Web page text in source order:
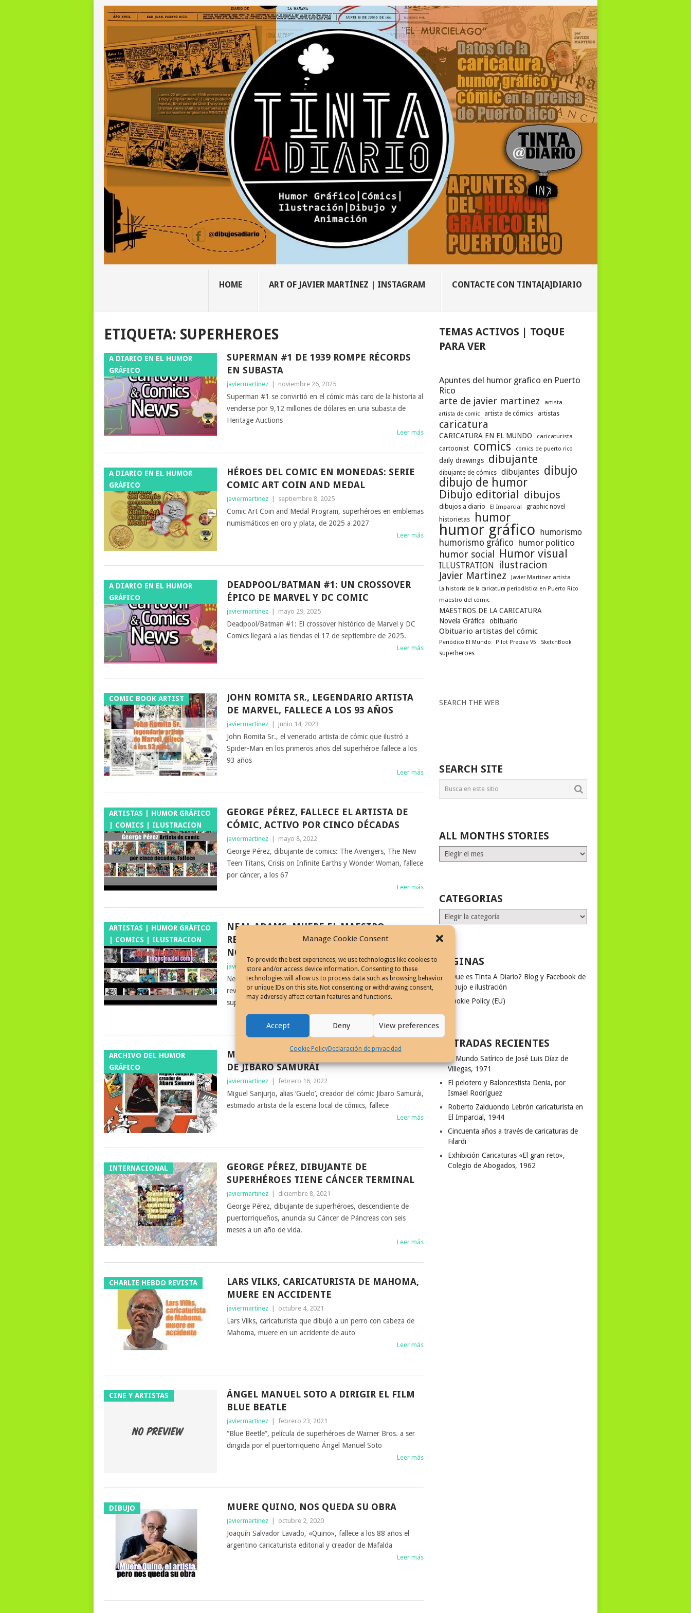
Manage Cookie Consent
To provide the best experiences, we use technologies like cookies to
store and/or access device information. Consenting to these
technologies will allow us to process data such as browsing behavior
or unique IDs on this site. Not consenting or withdrawing consent,
may adversely affect certain features and functions.
Accept Deny View preferences
Cookie PolicyDeclaración de privacidad
HOME ART OF JAVIER MARTÍNEZ | INSTAGRAM CONTACTE CON TINTA[A]DIARIO
ETIQUETA: SUPERHEROES
A DIARIO EN EL HUMOR
GRÁFICO
SUPERMAN #1 DE 1939 ROMPE RÉCORDS
EN SUBASTA
javiermartinez | noviembre 26, 2025
Superman #1 se convirtió en el cómic más caro de la historia al
venderse por 9,12 millones de dólares en una subasta de
Heritage Auctions
Leer más
A DIARIO EN EL HUMOR
GRÁFICO
HÉROES DEL COMIC EN MONEDAS: SERIE
COMIC ART COIN AND MEDAL
javiermartinez | septiembre 8, 2025
Comic Art Coin and Medal Program, superhéroes en emblemas
numismáticos en oro y plata, de 2025 a 2027
Leer más
A DIARIO EN EL HUMOR
GRÁFICO
DEADPOOL/BATMAN #1: UN CROSSOVER
ÉPICO DE MARVEL Y DC COMIC
javiermartinez | mayo 29, 2025
Deadpool/Batman #1: El crossover histórico de Marvel y DC
Comics llegará a las tiendas el 17 de septiembre de 2025.
Leer más
COMIC BOOK ARTIST
JOHN ROMITA SR., LEGENDARIO ARTISTA
DE MARVEL, FALLECE A LOS 93 AÑOS
javiermartinez | junio 14, 2023
John Romita Sr., el venerado artista de cómic que ilustró a
Spider-Man en los primeros años del superhéroe fallece a los
93 años
Leer más
ARTISTAS | HUMOR GRÁFICO
| COMICS | ILUSTRACION
GEORGE PÉREZ, FALLECE EL ARTISTA DE
CÓMIC, ACTIVO POR CINCO DÉCADAS
javiermartinez | mayo 8, 2022
George Pérez, dibujante de comics: The Avengers, The New
Teen Titans, Crisis on Infinite Earths y Wonder Woman, fallece
por cáncer, a los 67
Leer más
ARTISTAS | HUMOR GRÁFICO
| COMICS | ILUSTRACION
NEAL ADAMS, MUERE EL MAESTRO
RENOVADOR DEL CÓMIC
NORTEAMERICANO
javiermartinez | abril 8, 2022
Neal Adams, muere a los 80 años, fue un maestro del cómic y
revitalizador del arte secuencial norteamericano de
superhéroes en los 70s y 80s
Leer más
ARCHIVO DEL HUMOR
GRÁFICO
MIGUEL SANJURJO, FALLECE EL CREADOR
DE JIBARO SAMURÁI
javiermartinez | febrero 16, 2022
Miguel Sanjurjo, alias ‘Guelo’, creador del cómic Jibaro Samurái,
estimado artista de la escena local de cómics, fallece
Leer más
INTERNACIONAL
GEORGE PÉREZ, DIBUJANTE DE
SUPERHÉROES TIENE CÁNCER TERMINAL
javiermartinez | diciembre 8, 2021
George Pérez, dibujante de superhéroes, descendiente de
puertorriqueños, anuncia su Cáncer de Páncreas con seis
meses a un año de vida.
Leer más
CHARLIE HEBDO REVISTA
LARS VILKS, CARICATURISTA DE MAHOMA,
MUERE EN ACCIDENTE
javiermartinez | octubre 4, 2021
Lars Vilks, caricaturista que dibujó a un perro con cabeza de
Mahoma, muere en un accidente de auto
Leer más
CINE Y ARTISTAS
ÁNGEL MANUEL SOTO A DIRIGIR EL FILM
BLUE BEATLE
javiermartinez | febrero 23, 2021
“Blue Beetle”, película de superhéroes de Warner Bros. a ser
dirigida por el puertorriqueño Ángel Manuel Soto
Leer más
DIBUJO MUERE QUINO, NOS QUEDA SU OBRA
javiermartinez | octubre 2, 2020
Joaquín Salvador Lavado, «Quino», fallece a los 88 años el
argentino caricaturista editorial y creador de Mafalda
Leer más
TEMAS ACTIVOS | TOQUE
PARA VER
Apuntes del humor grafico en Puerto
Rico
arte de javier martinez
artista
artista de comic
artista de cómics artistas
caricatura
CARICATURA EN EL MUNDO caricaturista
cartoonist comics comics de puerto rico
daily drawings dibujante
dibujante de cómics dibujantes dibujo
dibujo de humor
Dibujo editorial dibujos
dibujos a diario El Imparcial graphic novel
historietas humor
humor gráfico humorismo
humorismo gráfico humor politico
humor social Humor visual
ILLUSTRATION
ilustracion
Javier Martinez
Javier Martinez artista
La historia de la caricatura periodística en Puerto Rico
maestro del cómic
MAESTROS DE LA CARICATURA
Novela Gráfica
obituario
Obituario artistas del cómic
Periódico El Mundo Pilot Precise V5 SketchBook
superheroes
SEARCH THE WEB
SEARCH SITE
ALL MONTHS STORIES
ALL
MONTHS
CATEGORIAS
Categorias
PAGINAS
¿Que es Tinta A Diario? Blog y Facebook de
dibujo e ilustración
Cookie Policy (EU)
ENTRADAS RECIENTES
El Mundo Satírico de José Luis Díaz de
Villegas, 1971
El pelotero y Baloncestista Denia, por
Ismael Rodríguez
Roberto Zalduondo Lebrón caricaturista en
El Imparcial, 1944
Cincuenta años a través de caricaturas de
Filardi
Exhibición Caricaturas «El gran reto»,
Colegio de Abogados, 1962